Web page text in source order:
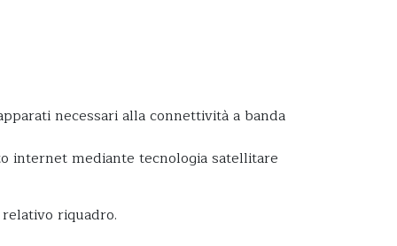
necessari alla connettività a banda
internet mediante tecnologia satellitare
riquadro.